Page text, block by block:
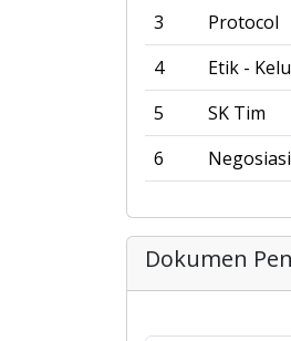
3
Protocol
4
Etik -
5
SK Tim
6
Dokumen